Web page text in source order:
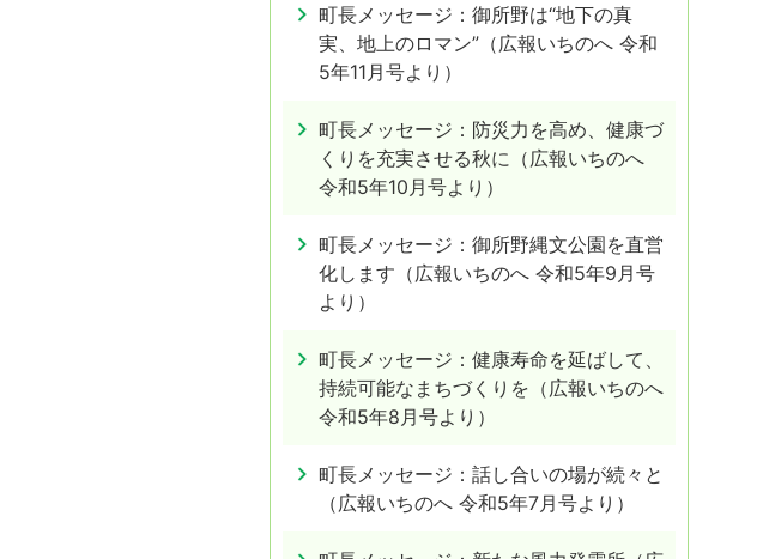
町長メッセージ：御所野は“地下の真
実、地上のロマン”（広報いちのへ 令和
5年11月号より）
町長メッセージ：防災力を高め、健康づ
くりを充実させる秋に（広報いちのへ
令和5年10月号より）
町長メッセージ：御所野縄文公園を直営
化します（広報いちのへ 令和5年9月号
より）
町長メッセージ：健康寿命を延ばして、
持続可能なまちづくりを（広報いちのへ
令和5年8月号より）
町長メッセージ：話し合いの場が続々と
（広報いちのへ 令和5年7月号より）